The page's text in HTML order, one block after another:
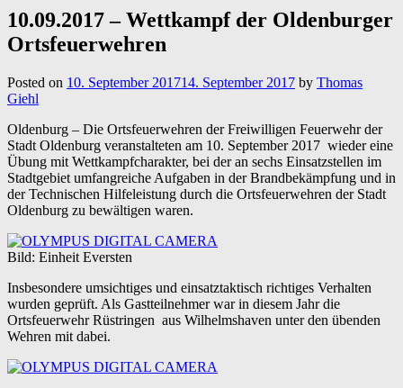
10.09.2017 – Wettkampf der Oldenburger
Ortsfeuerwehren
Posted on 10. September 201714. September 2017 by Thomas
Giehl
Oldenburg – Die Ortsfeuerwehren der Freiwilligen Feuerwehr der
Stadt Oldenburg veranstalteten am 10. September 2017 wieder eine
Übung mit Wettkampfcharakter, bei der an sechs Einsatzstellen im
Stadtgebiet umfangreiche Aufgaben in der Brandbekämpfung und in
der Technischen Hilfeleistung durch die Ortsfeuerwehren der Stadt
Oldenburg zu bewältigen waren.
Bild: Einheit Eversten
Insbesondere umsichtiges und einsatztaktisch richtiges Verhalten
wurden geprüft. Als Gastteilnehmer war in diesem Jahr die
Ortsfeuerwehr Rüstringen aus Wilhelmshaven unter den übenden
Wehren mit dabei.